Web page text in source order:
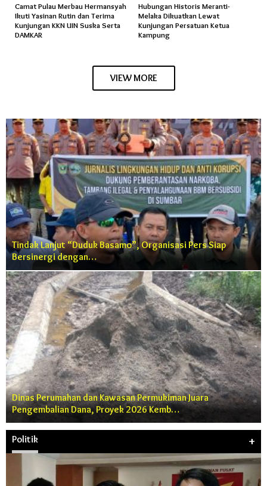
Camat Pulau Merbau Hermansyah
Ikuti Yasinan Rutin dan Terima
Kunjungan KKN UIN Suska Serta
DAMKAR
Hubungan Historis Meranti-
Melaka Dikuatkan Lewat
Kunjungan Persatuan Ketua
Kampung
VIEW MORE
Tindak Lanjut “Duduk Basamo”, Organisasi Pers Siap
Bersinergi dengan…
Dinas Perumahan dan Kawasan Permukiman Juara
Pengembalian Dana, Proyek 2026 Kemb…
Politik +